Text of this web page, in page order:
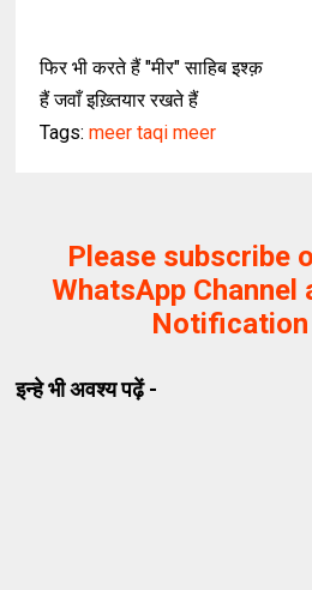
फिर भी करते हैं "मीर" साहिब इश्क़
हैं जवाँ इख़्तियार रखते हैं
Tags:meer taqi meer
Please subscribe
WhatsApp Channel
Notification
इन्हे भी अवश्य पढ़ें -